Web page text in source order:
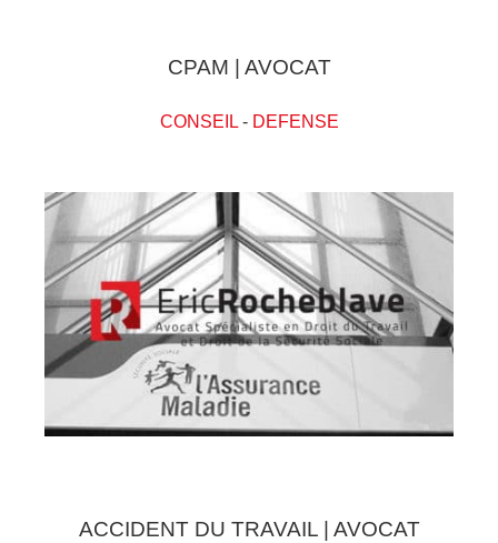
CPAM | AVOCAT
CONSEIL- DEFENSE
ACCIDENT DU TRAVAIL | AVOCAT